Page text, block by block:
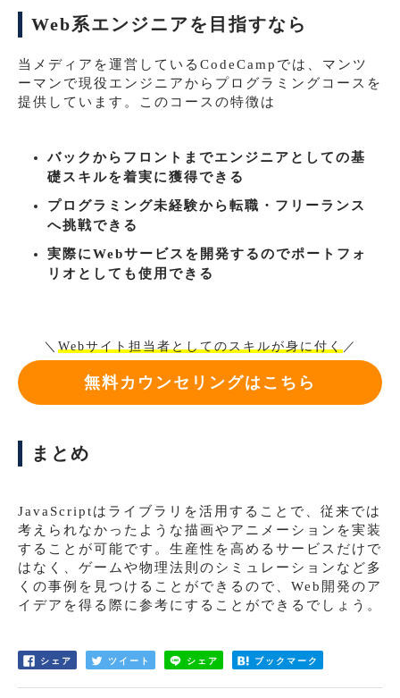
Web系エンジニアを目指すなら
当メディアを運営しているCodeCampでは、マンツ
ーマンで現役エンジニアからプログラミングコースを
提供しています。このコースの特徴は
バックからフロントまでエンジニアとしての基
礎スキルを着実に獲得できる
プログラミング未経験から転職・フリーランス
へ挑戦できる
実際にWebサービスを開発するのでポートフォ
リオとしても使用できる
＼ Webサイト担当者としてのスキルが身に付く ／
無料カウンセリングはこちら
まとめ
JavaScriptはライブラリを活用することで、従来では
考えられなかったような描画やアニメーションを実装
することが可能です。生産性を高めるサービスだけで
はなく、ゲームや物理法則のシミュレーションなど多
くの事例を見つけることができるので、Web開発のア
イデアを得る際に参考にすることができるでしょう。
シェア ツイート シェア ブックマーク